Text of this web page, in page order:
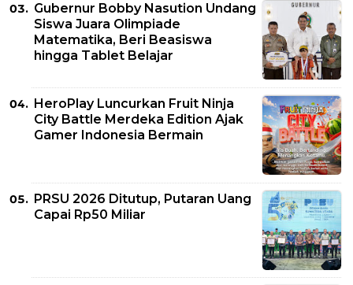
Gubernur Bobby Nasution Undang
Siswa Juara Olimpiade
Matematika, Beri Beasiswa
hingga Tablet Belajar
HeroPlay Luncurkan Fruit Ninja
City Battle Merdeka Edition Ajak
Gamer Indonesia Bermain
PRSU 2026 Ditutup, Putaran Uang
Capai Rp50 Miliar